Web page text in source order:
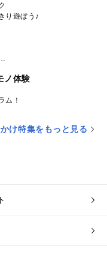
り遊ぼう♪
ノ体験
ム！
け特集をもっと見る